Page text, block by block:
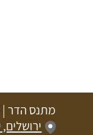
מתנס הדר|
ירושלים, 29, חיפה